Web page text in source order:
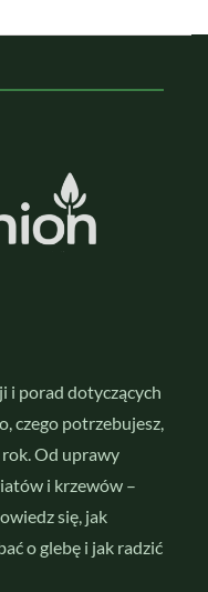
i porad dotyczących
czego potrzebujesz,
rok. Od uprawy
i krzewów –
się, jak
o glebę i jak radzić